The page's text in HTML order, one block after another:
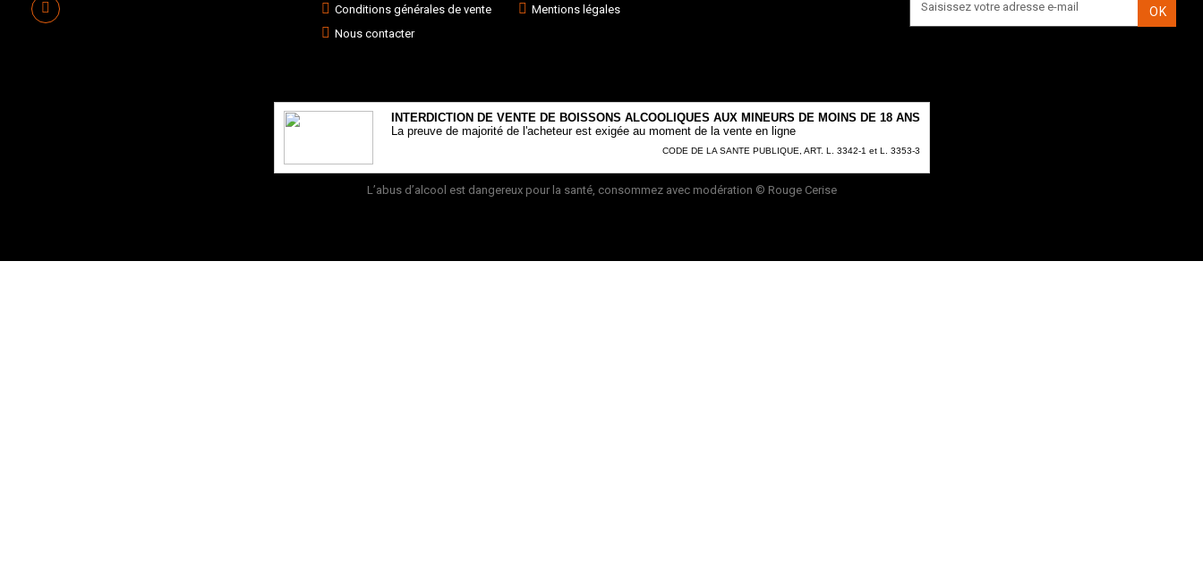
Conditions générales de vente
Mentions légales
Nous contacter
OK
INTERDICTION DE VENTE DE BOISSONS ALCOOLIQUES AUX MINEURS DE MOINS DE 18 ANS
La preuve de majorité de l'acheteur est exigée au moment de la vente en ligne
CODE DE LA SANTE PUBLIQUE, ART. L. 3342-1 et L. 3353-3
L’abus d’alcool est dangereux pour la santé, consommez avec modération © Rouge Cerise